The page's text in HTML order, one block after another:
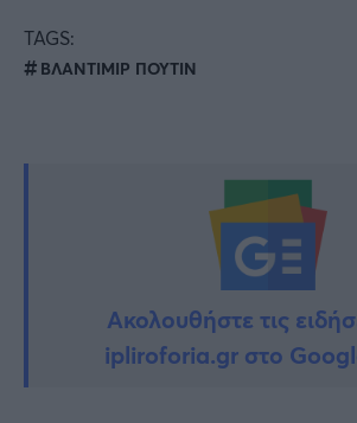
TAGS:
ΒΛΑΝΤΙΜΙΡ ΠΟΥΤΙΝ
Ακολουθήστε τις
ipliroforia.gr στο